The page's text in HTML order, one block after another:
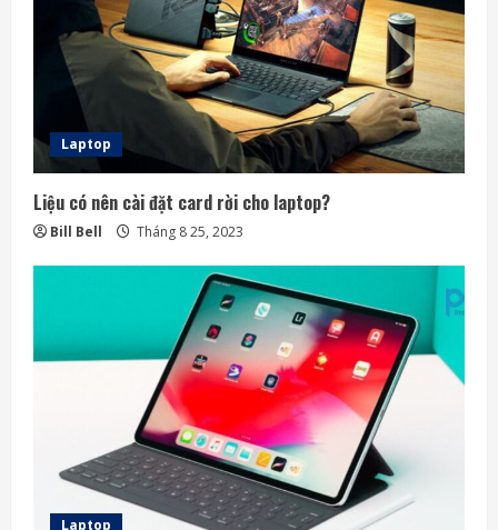
Laptop
Liệu có nên cài đặt card rời cho laptop?
Bill Bell Tháng 8 25, 2023
Laptop